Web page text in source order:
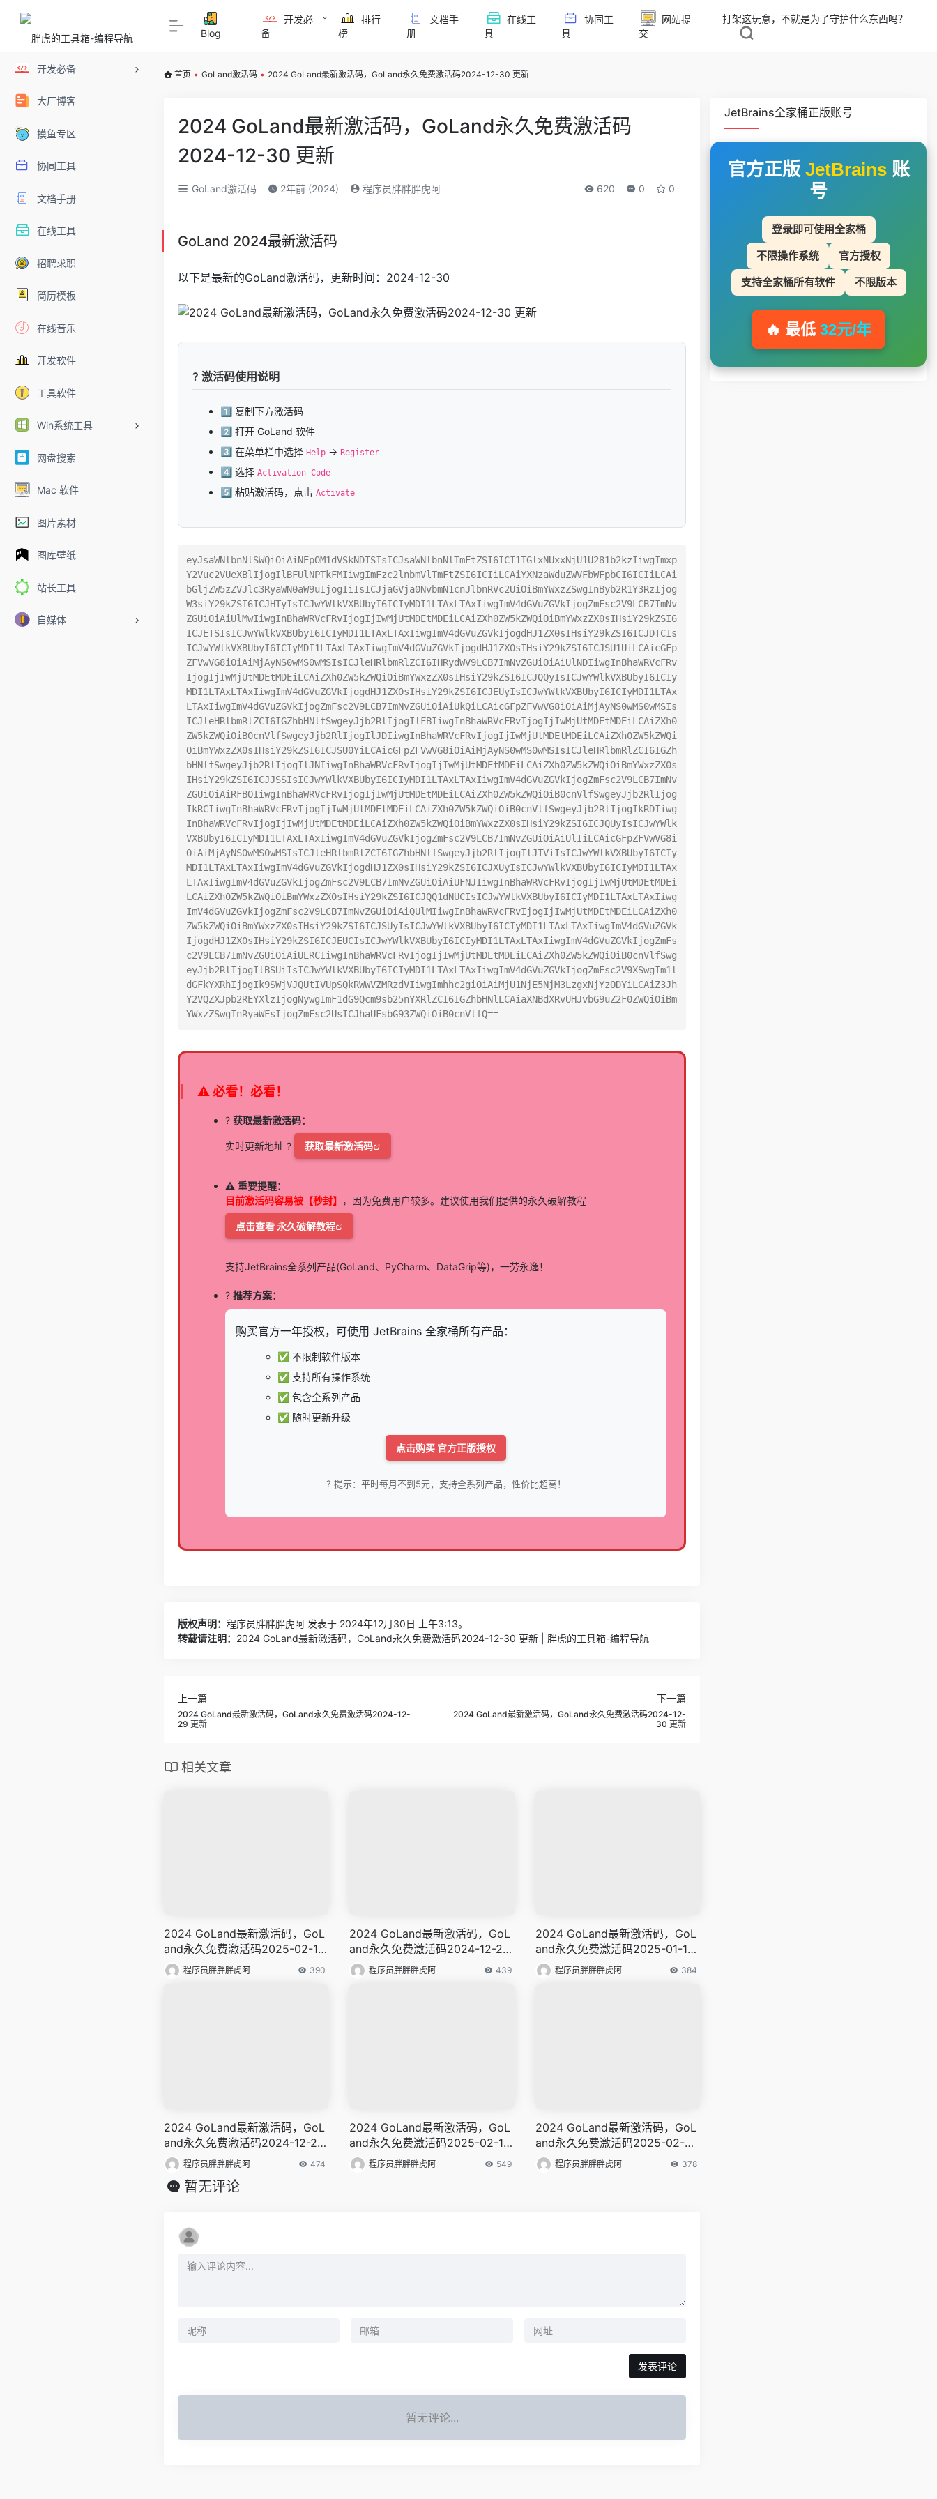
开发必备
大厂博客
摸鱼专区
协同工具
文档手册
在线工具
招聘求职
简历模板
在线音乐
开发软件
工具软件
Win系统工具
网盘搜索
Mac 软件
图片素材
图库壁纸
站长工具
自媒体
Blog
开发必
备
排行
榜
文档手
册
在线工
具
协同工
具
网站提
交
打架这玩意，不就是为了守护什么东西吗？
首页 • GoLand激活码 • 2024 GoLand最新激活码，GoLand永久免费激活码2024-12-30 更新
2024 GoLand最新激活码，GoLand永久免费激活码
2024-12-30 更新
GoLand激活码 2年前 (2024) 程序员胖胖胖虎阿 620 0 0
GoLand 2024最新激活码
以下是最新的GoLand激活码，更新时间：2024-12-30
? 激活码使用说明
1️⃣ 复制下方激活码
2️⃣ 打开 GoLand 软件
3️⃣ 在菜单栏中选择 Help -> Register
4️⃣ 选择 Activation Code
5️⃣ 粘贴激活码，点击 Activate
eyJsaWNlbnNlSWQiOiAiNEpOM1dVSkNDTSIsICJsaWNlbnNlTmFtZSI6ICI1TGlxNUxxNjU1U281b2kzIiwgImxp
Y2Vuc2VUeXBlIjogIlBFUlNPTkFMIiwgImFzc2lnbmVlTmFtZSI6ICIiLCAiYXNzaWduZWVFbWFpbCI6ICIiLCAi
bGljZW5zZVJlc3RyaWN0aW9uIjogIiIsICJjaGVja0NvbmN1cnJlbnRVc2UiOiBmYWxzZSwgInByb2R1Y3RzIjog
W3siY29kZSI6ICJHTyIsICJwYWlkVXBUbyI6ICIyMDI1LTAxLTAxIiwgImV4dGVuZGVkIjogZmFsc2V9LCB7ImNv
ZGUiOiAiUlMwIiwgInBhaWRVcFRvIjogIjIwMjUtMDEtMDEiLCAiZXh0ZW5kZWQiOiBmYWxzZX0sIHsiY29kZSI6
ICJETSIsICJwYWlkVXBUbyI6ICIyMDI1LTAxLTAxIiwgImV4dGVuZGVkIjogdHJ1ZX0sIHsiY29kZSI6ICJDTCIs
ICJwYWlkVXBUbyI6ICIyMDI1LTAxLTAxIiwgImV4dGVuZGVkIjogdHJ1ZX0sIHsiY29kZSI6ICJSU1UiLCAicGFp
ZFVwVG8iOiAiMjAyNS0wMS0wMSIsICJleHRlbmRlZCI6IHRydWV9LCB7ImNvZGUiOiAiUlNDIiwgInBhaWRVcFRv
IjogIjIwMjUtMDEtMDEiLCAiZXh0ZW5kZWQiOiBmYWxzZX0sIHsiY29kZSI6ICJQQyIsICJwYWlkVXBUbyI6ICIy
MDI1LTAxLTAxIiwgImV4dGVuZGVkIjogdHJ1ZX0sIHsiY29kZSI6ICJEUyIsICJwYWlkVXBUbyI6ICIyMDI1LTAx
LTAxIiwgImV4dGVuZGVkIjogZmFsc2V9LCB7ImNvZGUiOiAiUkQiLCAicGFpZFVwVG8iOiAiMjAyNS0wMS0wMSIs
ICJleHRlbmRlZCI6IGZhbHNlfSwgeyJjb2RlIjogIlFBIiwgInBhaWRVcFRvIjogIjIwMjUtMDEtMDEiLCAiZXh0
ZW5kZWQiOiB0cnVlfSwgeyJjb2RlIjogIlJDIiwgInBhaWRVcFRvIjogIjIwMjUtMDEtMDEiLCAiZXh0ZW5kZWQi
OiBmYWxzZX0sIHsiY29kZSI6ICJSU0YiLCAicGFpZFVwVG8iOiAiMjAyNS0wMS0wMSIsICJleHRlbmRlZCI6IGZh
bHNlfSwgeyJjb2RlIjogIlJNIiwgInBhaWRVcFRvIjogIjIwMjUtMDEtMDEiLCAiZXh0ZW5kZWQiOiBmYWxzZX0s
IHsiY29kZSI6ICJJSSIsICJwYWlkVXBUbyI6ICIyMDI1LTAxLTAxIiwgImV4dGVuZGVkIjogZmFsc2V9LCB7ImNv
ZGUiOiAiRFBOIiwgInBhaWRVcFRvIjogIjIwMjUtMDEtMDEiLCAiZXh0ZW5kZWQiOiB0cnVlfSwgeyJjb2RlIjog
IkRCIiwgInBhaWRVcFRvIjogIjIwMjUtMDEtMDEiLCAiZXh0ZW5kZWQiOiB0cnVlfSwgeyJjb2RlIjogIkRDIiwg
InBhaWRVcFRvIjogIjIwMjUtMDEtMDEiLCAiZXh0ZW5kZWQiOiBmYWxzZX0sIHsiY29kZSI6ICJQUyIsICJwYWlk
VXBUbyI6ICIyMDI1LTAxLTAxIiwgImV4dGVuZGVkIjogZmFsc2V9LCB7ImNvZGUiOiAiUlIiLCAicGFpZFVwVG8i
OiAiMjAyNS0wMS0wMSIsICJleHRlbmRlZCI6IGZhbHNlfSwgeyJjb2RlIjogIlJTViIsICJwYWlkVXBUbyI6ICIy
MDI1LTAxLTAxIiwgImV4dGVuZGVkIjogdHJ1ZX0sIHsiY29kZSI6ICJXUyIsICJwYWlkVXBUbyI6ICIyMDI1LTAx
LTAxIiwgImV4dGVuZGVkIjogZmFsc2V9LCB7ImNvZGUiOiAiUFNJIiwgInBhaWRVcFRvIjogIjIwMjUtMDEtMDEi
LCAiZXh0ZW5kZWQiOiBmYWxzZX0sIHsiY29kZSI6ICJQQ1dNUCIsICJwYWlkVXBUbyI6ICIyMDI1LTAxLTAxIiwg
ImV4dGVuZGVkIjogZmFsc2V9LCB7ImNvZGUiOiAiQUlMIiwgInBhaWRVcFRvIjogIjIwMjUtMDEtMDEiLCAiZXh0
ZW5kZWQiOiBmYWxzZX0sIHsiY29kZSI6ICJSUyIsICJwYWlkVXBUbyI6ICIyMDI1LTAxLTAxIiwgImV4dGVuZGVk
IjogdHJ1ZX0sIHsiY29kZSI6ICJEUCIsICJwYWlkVXBUbyI6ICIyMDI1LTAxLTAxIiwgImV4dGVuZGVkIjogZmFs
c2V9LCB7ImNvZGUiOiAiUERCIiwgInBhaWRVcFRvIjogIjIwMjUtMDEtMDEiLCAiZXh0ZW5kZWQiOiB0cnVlfSwg
eyJjb2RlIjogIlBSUiIsICJwYWlkVXBUbyI6ICIyMDI1LTAxLTAxIiwgImV4dGVuZGVkIjogZmFsc2V9XSwgIm1l
dGFkYXRhIjogIk9SWjVJQUtIVUpSQkRWWVZMRzdVIiwgImhhc2giOiAiMjU1NjE5NjM3LzgxNjYzODYiLCAiZ3Jh
Y2VQZXJpb2REYXlzIjogNywgImF1dG9Qcm9sb25nYXRlZCI6IGZhbHNlLCAiaXNBdXRvUHJvbG9uZ2F0ZWQiOiBm
YWxzZSwgInRyaWFsIjogZmFsc2UsICJhaUFsbG93ZWQiOiB0cnVlfQ==
⚠️ 必看！必看！
? 获取最新激活码：
实时更新地址 ? 获取最新激活码
⚠️ 重要提醒：
目前激活码容易被【秒封】
，因为免费用户较多。建议使用我们提供的永久破解教程
点击查看 永久破解教程
支持JetBrains全系列产品(GoLand、PyCharm、DataGrip等)，一劳永逸！
? 推荐方案：
购买官方一年授权，可使用 JetBrains 全家桶所有产品：
✅ 不限制软件版本
✅ 支持所有操作系统
✅ 包含全系列产品
✅ 随时更新升级
点击购买 官方正版授权
? 提示：平时每月不到5元，支持全系列产品，性价比超高！
版权声明： 程序员胖胖胖虎阿 发表于 2024年12月30日 上午3:13。
转载请注明： 2024 GoLand最新激活码，GoLand永久免费激活码2024-12-30 更新 | 胖虎的工具箱-编程导航
上一篇
2024 GoLand最新激活码，GoLand永久免费激活码2024-12-
29 更新
下一篇
2024 GoLand最新激活码，GoLand永久免费激活码2024-12-
30 更新
相关文章
2024 GoLand最新激活码，GoL
and永久免费激活码2025-02-10
更新程序员胖胖胖虎阿 390
2024 GoLand最新激活码，GoL
and永久免费激活码2024-12-29
更新程序员胖胖胖虎阿 439
2024 GoLand最新激活码，GoL
and永久免费激活码2025-01-19
更新程序员胖胖胖虎阿 384
2024 GoLand最新激活码，GoL
and永久免费激活码2024-12-28
更新程序员胖胖胖虎阿 474
2024 GoLand最新激活码，GoL
and永久免费激活码2025-02-14
更新程序员胖胖胖虎阿 549
2024 GoLand最新激活码，GoL
and永久免费激活码2025-02-09
更新程序员胖胖胖虎阿 378
暂无评论
暂无评论...
JetBrains全家桶正版账号
官方正版 JetBrains账
号
登录即可使用全家桶
不限操作系统 官方授权
支持全家桶所有软件 不限版本
🔥 最低 32元/年